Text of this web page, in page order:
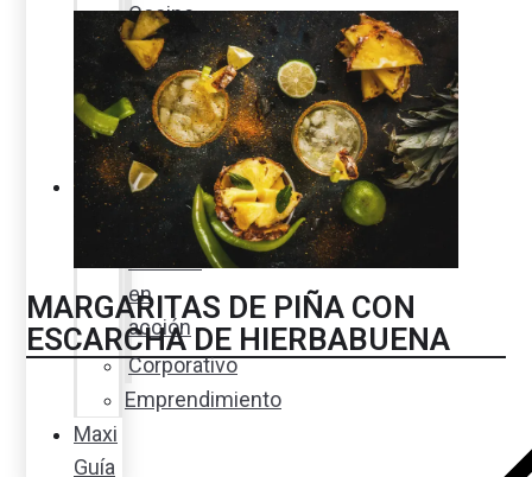
Cocine
con
Expertos
en
cocina
Noticias
Ambiente
Favorita
en
acción
Corporativo
Emprendimiento
Maxi
Guía
MARGARITAS DE PIÑA CON
ESCARCHA DE HIERBABUENA